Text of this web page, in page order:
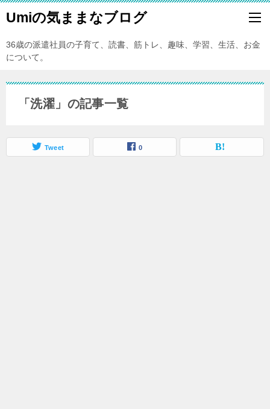
Umiの気ままなブログ
36歳の派遣社員の子育て、読書、筋トレ、趣味、学習、生活、お金
について。
「洗濯」の記事一覧
Tweet 0